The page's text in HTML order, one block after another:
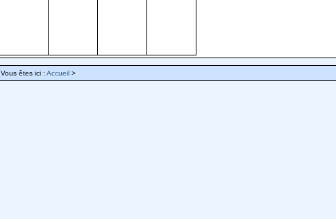
Vous êtes ici : Accueil >